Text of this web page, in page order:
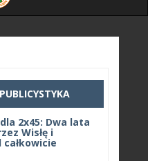
PUBLICYSTYKA
2x45: Dwa lata
Wisłę i